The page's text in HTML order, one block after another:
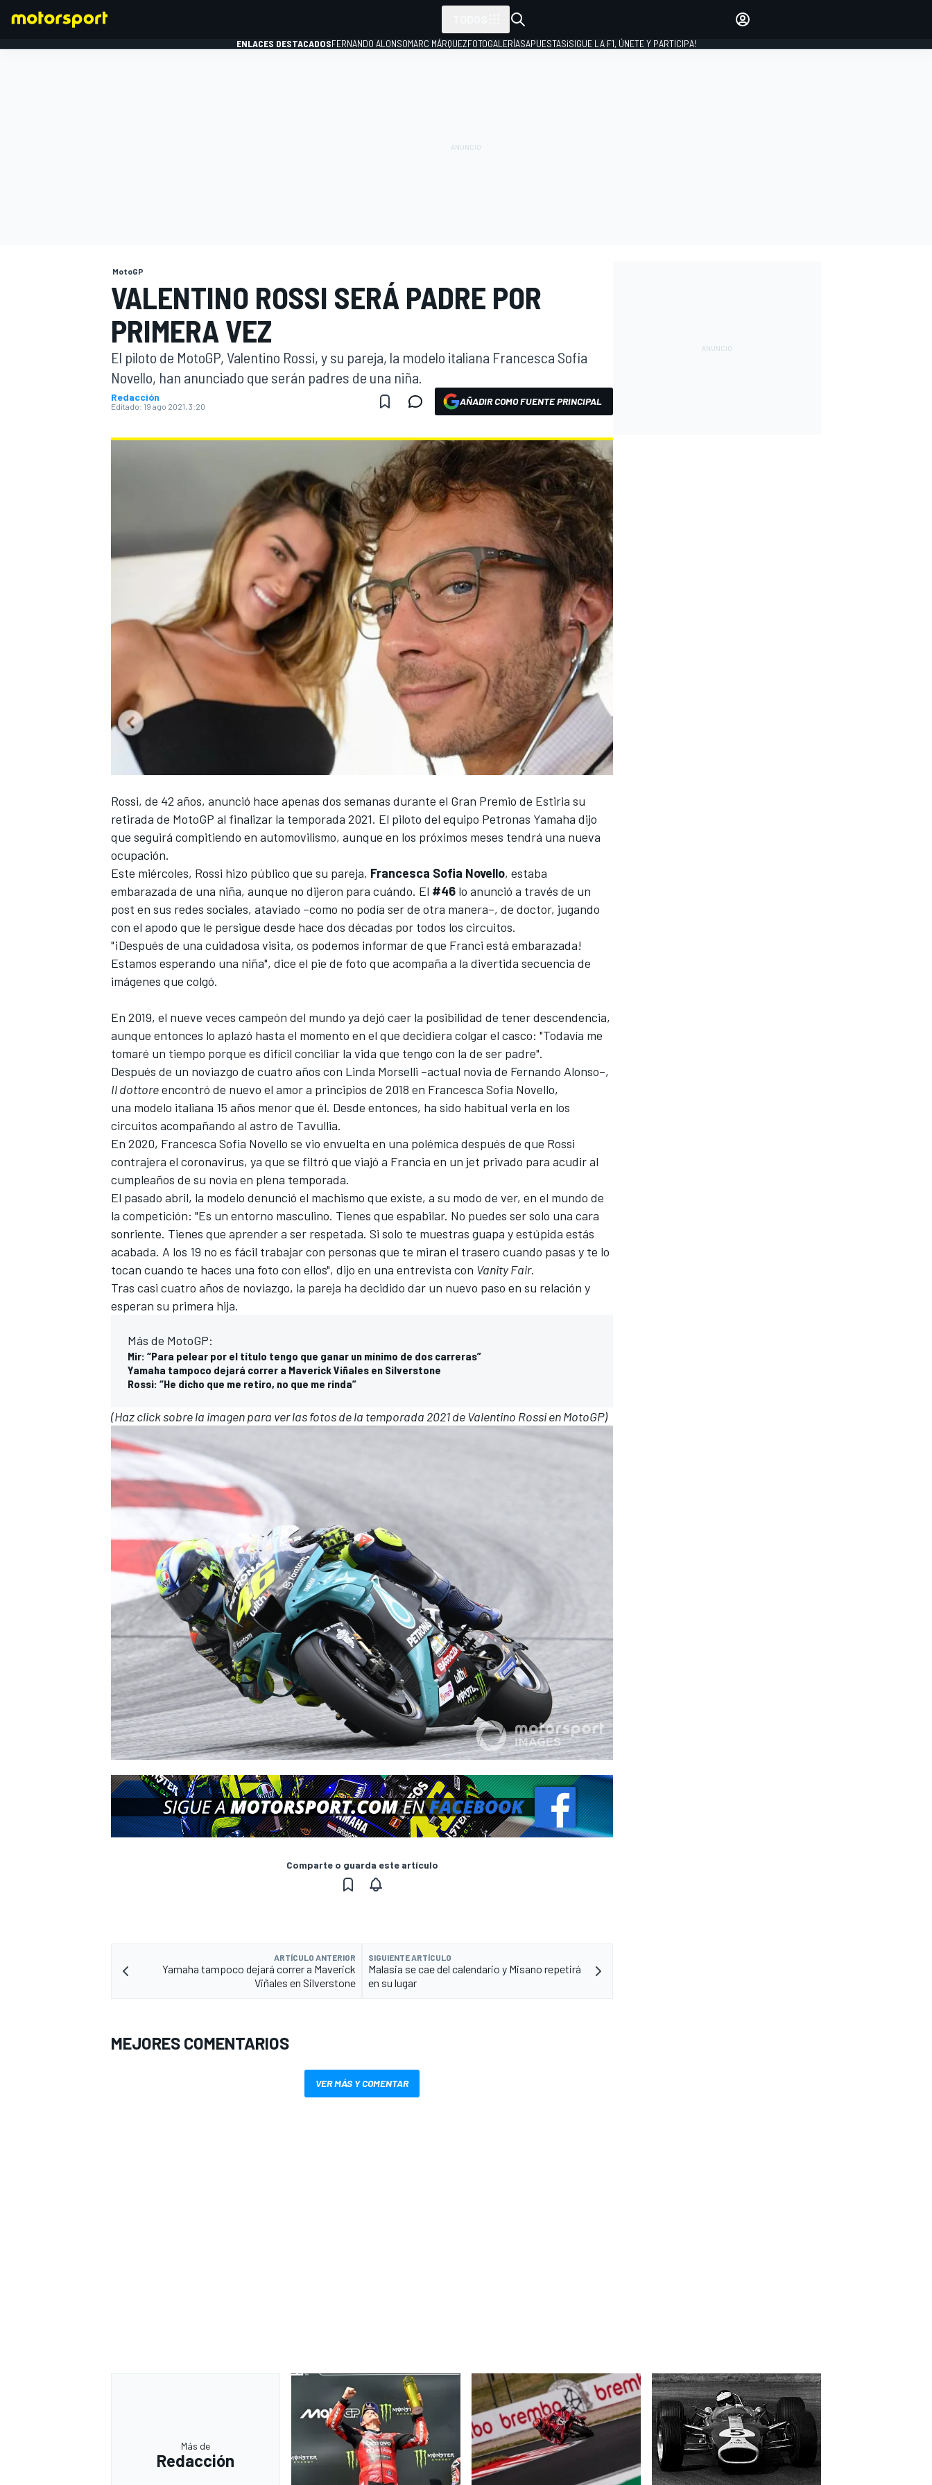
WEC FÓRMULA E
MÁS CATEGORÍAS
ENLACES DESTACADOSFERNANDO ALONSOMARC MÁRQUEZFOTOGALERÍASAPUESTAS¡SIGUE LA F1, ÚNETE Y PARTICIPA!
MotoGP
VALENTINO ROSSI SERÁ PADRE POR
PRIMERA VEZ
El piloto de MotoGP, Valentino Rossi, y su pareja, la modelo italiana Francesca Sofia
Novello, han anunciado que serán padres de una niña.
Redacción
Editado: 19 ago 2021, 3:20 AÑADIR COMO FUENTE PRINCIPAL
Rossi, de 42 años, anunció hace apenas dos semanas durante el Gran Premio de Estiria su
retirada de MotoGP al finalizar la temporada 2021. El piloto del equipo Petronas Yamaha dijo
que seguirá compitiendo en automovilismo, aunque en los próximos meses tendrá una nueva
ocupación.
Este miércoles, Rossi hizo público que su pareja, Francesca Sofia Novello, estaba
embarazada de una niña, aunque no dijeron para cuándo. El #46 lo anunció a través de un
post en sus redes sociales, ataviado –como no podía ser de otra manera–, de doctor, jugando
con el apodo que le persigue desde hace dos décadas por todos los circuitos.
"¡Después de una cuidadosa visita, os podemos informar de que Franci está embarazada!
Estamos esperando una niña", dice el pie de foto que acompaña a la divertida secuencia de
imágenes que colgó.
En 2019, el nueve veces campeón del mundo ya dejó caer la posibilidad de tener descendencia,
aunque entonces lo aplazó hasta el momento en el que decidiera colgar el casco: "Todavía me
tomaré un tiempo porque es difícil conciliar la vida que tengo con la de ser padre".
Después de un noviazgo de cuatro años con Linda Morselli –actual novia de Fernando Alonso–,
Il dottoreencontró de nuevo el amor a principios de 2018 en Francesca Sofia Novello,
una modelo italiana 15 años menor que él. Desde entonces, ha sido habitual verla en los
circuitos acompañando al astro de Tavullia.
En 2020, Francesca Sofia Novello se vio envuelta en una polémica después de que Rossi
contrajera el coronavirus, ya que se filtró que viajó a Francia en un jet privado para acudir al
cumpleaños de su novia en plena temporada.
El pasado abril, la modelo denunció el machismo que existe, a su modo de ver, en el mundo de
la competición: "Es un entorno masculino. Tienes que espabilar. No puedes ser solo una cara
sonriente. Tienes que aprender a ser respetada. Si solo te muestras guapa y estúpida estás
acabada. A los 19 no es fácil trabajar con personas que te miran el trasero cuando pasas y te lo
tocan cuando te haces una foto con ellos", dijo en una entrevista con Vanity Fair.
Tras casi cuatro años de noviazgo, la pareja ha decidido dar un nuevo paso en su relación y
esperan su primera hija.
Más de MotoGP:
Mir: “Para pelear por el título tengo que ganar un mínimo de dos carreras”
Yamaha tampoco dejará correr a Maverick Viñales en Silverstone
Rossi: “He dicho que me retiro, no que me rinda”
(Haz click sobre la imagen para ver las fotos de la temporada 2021de Valentino Rossi enMotoGP)
Comparte o guarda este artículo
ARTÍCULO ANTERIOR
Yamaha tampoco dejará correr a Maverick
Viñales en Silverstone
SIGUIENTE ARTÍCULO
Malasia se cae del calendario y Misano repetirá
en su lugar
MEJORES COMENTARIOS
VER MÁS Y COMENTAR
Más de
Redacción